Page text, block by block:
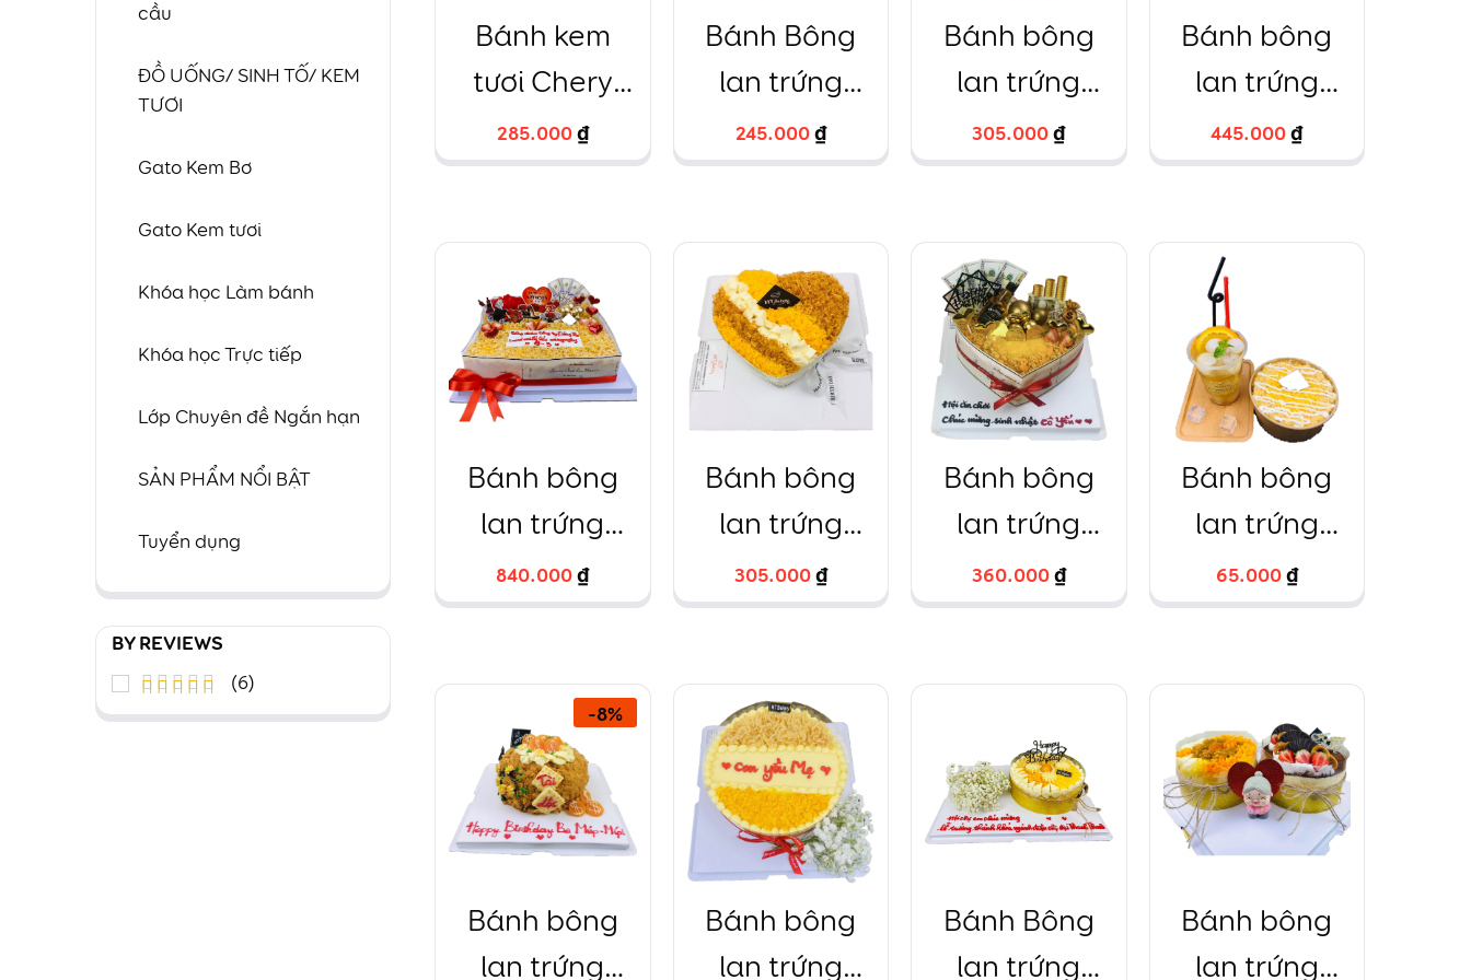
Bánh kem
tươi Chery
sang chảnh
285.000₫
285.000₫
Bánh Bông
lan trứng
muối bóng
vàng tròn
245.000₫
245.000₫
Bánh bông
lan trứng
muối Đô la
tròn
305.000₫
305.000₫
Bánh bông
lan trứng
muối hình
chú gấu
kèm lịch, hộp
mica to
445.000₫
445.000₫
Bánh bông
lan trứng
muối hình
chữ nhật
840.000₫
840.000₫
Bánh bông
lan trứng
muối hình trái
tim
305.000₫
305.000₫
Bánh bông
lan trứng
muối hình trái
tim kèm phụ
360.000₫
360.000₫
Bánh bông
lan trứng
muối hộp
giấy tròn
65.000₫
65.000₫
-8%
Bánh bông
lan trứng
Bánh bông
lan trứng
Bánh Bông
lan trứng
Bánh bông
lan trứng
cầu
ĐỒ UỐNG/ SINH TỐ/ KEM
TƯƠI
Gato Kem Bơ
Gato Kem tươi
Khóa học Làm bánh
Khóa học Trực tiếp
Lớp Chuyên đề Ngắn hạn
SẢN PHẨM NỔI BẬT
Tuyển dụng
BY REVIEWS
Được xếp
(6)